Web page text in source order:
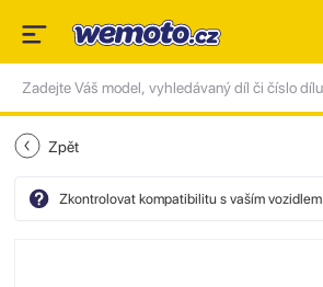
Zpět
Zkontrolovat kompatibilitu s vaším vozidlem